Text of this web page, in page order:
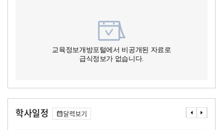
교육정보개방포털에서 비공개된 자료로
급식정보가 없습니다.
학사일정 달력보기